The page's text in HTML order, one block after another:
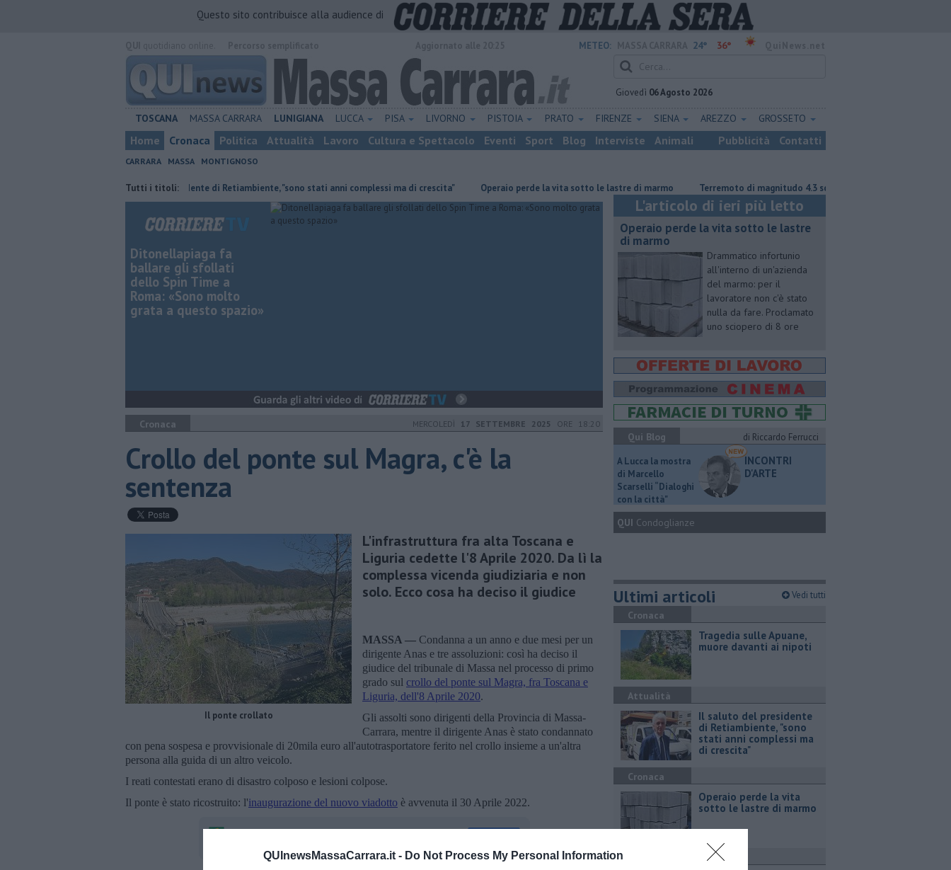
QUInewsMassaCarrara.it - Do Not Process My Personal Information
Questo sito contribuisce alla audience di
METEO: 24° 36°
Giovedì 06 Agosto 2026
TOSCANA MASSA CARRARA LUNIGIANA LUCCA PISA LIVORNO PISTOIA PRATO FIRENZE SIENA AREZZO GROSSETO
Home Cronaca Politica Attualità Lavoro Cultura e Spettacolo Eventi Sport Blog Interviste Animali Pubblicità Contatti
CARRARA MASSA MONTIGNOSO
Tutti i titoli:
Il saluto del presidente di Retiambiente, "sono stati anni complessi ma di crescita" Operaio perde la vita sotto le lastre di marmo Terremoto di magnitudo 4.3 scuote la Toscana
Ditonellapiaga fa
ballare gli sfollati
dello Spin Time a
Roma: «Sono molto
grata a questo spazio»
Cronaca MERCOLEDÌ 17 SETTEMBRE 2025 ORE 18:20
Crollo del ponte sul Magra, c'è la
sentenza
Il ponte crollato
L'infrastruttura fra alta Toscana e
Liguria cedette l'8 Aprile 2020. Da lì la
complessa vicenda giudiziaria e non
solo. Ecco cosa ha deciso il giudice
MASSA — Condanna a un anno e due mesi per un
dirigente Anas e tre assoluzioni: così ha deciso il
giudice del tribunale di Massa nel processo di primo
grado sul crollo del ponte sul Magra, fra Toscana e
Liguria, dell'8 Aprile 2020.
Gli assolti sono dirigenti della Provincia di Massa-
Carrara, mentre il dirigente Anas è stato condannato
con pena sospesa e provvisionale di 20mila euro all'autotrasportatore ferito nel crollo insieme a un'altra
persona alla guida di un altro veicolo.
I reati contestati erano di disastro colposo e lesioni colpose.
Il ponte è stato ricostruito: l'inaugurazione del nuovo viadotto è avvenuta il 30 Aprile 2022.
L'articolo di ieri più letto
Operaio perde la vita sotto le lastre
di marmo
Drammatico infortunio
all'interno di un'azienda
del marmo: per il
lavoratore non c'è stato
nulla da fare. Proclamato
uno sciopero di 8 ore
Qui Blog
di Riccardo Ferrucci
A Lucca la mostra
di Marcello
Scarselli “Dialoghi
con la città"
INCONTRI
D'ARTE
QUI Condoglianze
Ultimi articoli Vedi tutti
Cronaca
Tragedia sulle Apuane,
muore davanti ai nipoti
Attualità
Il saluto del presidente
di Retiambiente, "sono
stati anni complessi ma
di crescita"
Cronaca
Operaio perde la vita
sotto le lastre di marmo